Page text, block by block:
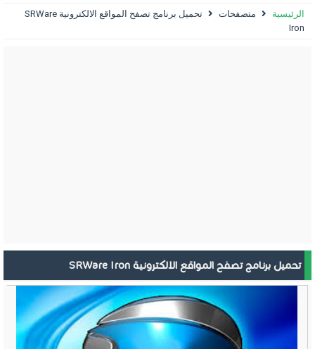
الرئيسية متصفحات
تحميل برنامج تصفح المواقع الالكترونية SRWare
Iron
تحميل برنامج تصفح المواقع الالكترونية SRWare Iron